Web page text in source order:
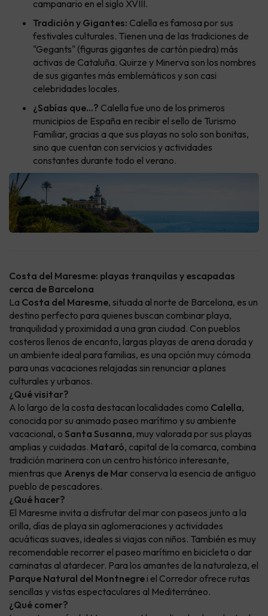
campanario en el siglo XVIII.
Tradición y Gigantes: Calella es famosa por sus
festivales culturales. Tienen una de las tradiciones de
"Gegants" (figuras gigantes de cartón piedra) más
activas de Cataluña. Quirze y Minerva son los nombres
de sus gigantes más emblemáticos y son casi
celebridades locales.
¿Sabías que...? Calella fue uno de los primeros
municipios de España en recibir el sello de Turismo
Familiar, gracias a que sus playas no solo son bonitas,
sino que cuentan con servicios y actividades
constantes durante todo el verano.
Costa del Maresme: playas tranquilas y escapadas
cerca de Barcelona
La Costa del Maresme, situada al norte de Barcelona, es un
destino perfecto para quienes buscan combinar playa,
tranquilidad y proximidad a una gran ciudad. Con pueblos
costeros llenos de encanto, largas playas de arena dorada y
un ambiente ideal para familias, es una opción muy cómoda
para unas vacaciones relajadas sin renunciar a planes
culturales y urbanos.
¿Qué visitar?
A lo largo de la costa destacan localidades como Calella,
conocida por su animado paseo marítimo y su ambiente
vacacional, o Santa Susanna, muy valorada por sus playas
amplias y cuidadas. Mataró, capital de la comarca, combina
tradición marinera con un centro histórico interesante,
mientras que Arenys de Mar conserva la esencia de antiguo
pueblo de pescadores.
¿Qué hacer?
El Maresme invita a disfrutar del mar con paseos junto a la
orilla, días de playa sin aglomeraciones y actividades
acuáticas suaves, ideales si viajas con niños. También es muy
recomendable recorrer el paseo marítimo en bicicleta o dar
caminatas al atardecer. Para los amantes de la naturaleza, el
Parque Natural del Montnegre i el Corredor ofrece rutas
sencillas y vistas espectaculares al Mediterráneo.
¿Qué comer?